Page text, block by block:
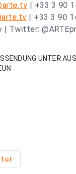
| +33 3 90
| +33 3 90
Twitter:
UNTER